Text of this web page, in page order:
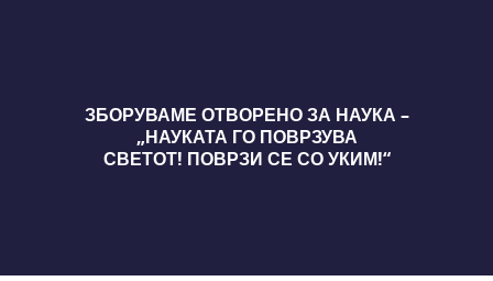
ЗБОРУВАМЕ ОТВОРЕНО ЗА НАУКА –
„НАУКАТА ГО ПОВРЗУВА
СВЕТОТ! ПОВРЗИ СЕ СО УКИМ!“